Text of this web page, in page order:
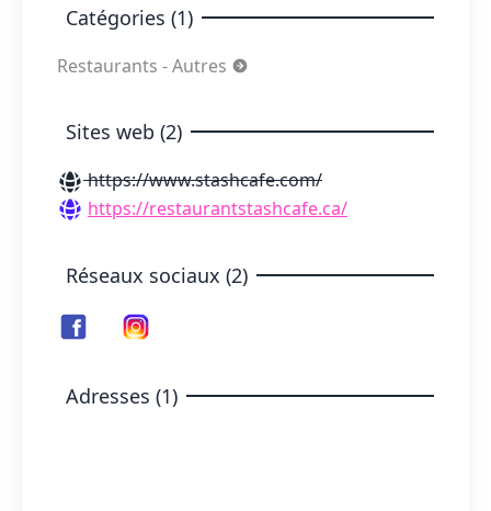
Catégories (1)
Restaurants - Autres
Sites web (2)
https://www.stashcafe.com/
https://restaurantstashcafe.ca/
Réseaux sociaux (2)
Adresses (1)